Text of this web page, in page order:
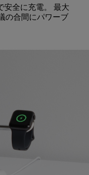
安全に充電。 最大
の合間にパワーブ